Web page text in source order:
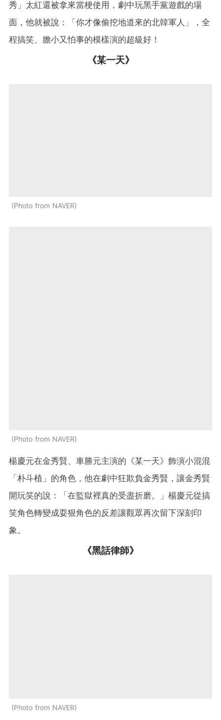
秀」太紅還被拿來當梗使用，劇中玩黑手黨遊戲的場
面，他就被說：「你才像偷挖地道來的北韓軍人」，全
程搞笑、膽小又怕事的模樣演的超級好！
《某一天》
Photo from NAVER
Photo from NAVER
楊慶元在金秀賢、車勝元主演的《某一天》飾演小混混
「朴斗植」的角色，他在劇中狂欺負金秀賢，讓金秀賢
開玩笑的說：「在監獄裡真的受盡折磨。」楊慶元從搞
笑角色轉變成耍狠角色的反差讓觀眾再次留下深刻印
象。
《黑話律師》
Photo from NAVER